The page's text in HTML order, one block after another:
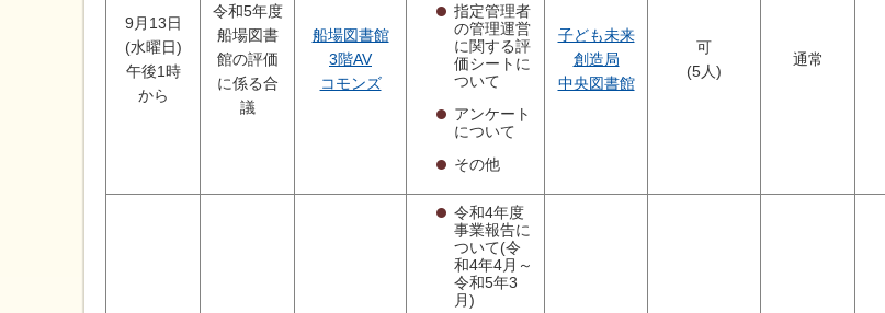
9月13日
(水曜日)
午後1時
から
令和5年度
船場図書
館の評価
に係る合
議
船場図書館
3階AV
コモンズ
指定管理者
の管理運営
に関する評
価シートに
ついて
アンケート
について
その他
子ども未来
創造局
中央図書館
可
(5人)
通常
令和4年度
事業報告に
ついて(令
和4年4月～
令和5年3
月)